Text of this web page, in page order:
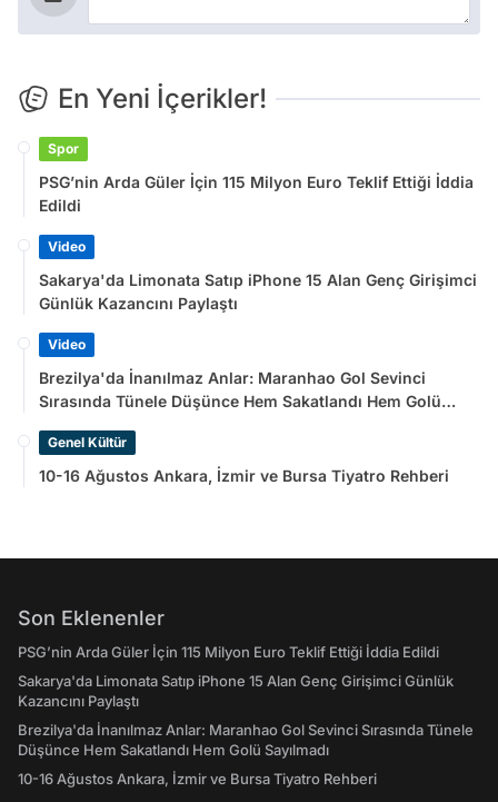
En Yeni İçerikler!
Spor
PSG’nin Arda Güler İçin 115 Milyon Euro Teklif Ettiği İddia
Edildi
Video
Sakarya'da Limonata Satıp iPhone 15 Alan Genç Girişimci
Günlük Kazancını Paylaştı
Video
Brezilya'da İnanılmaz Anlar: Maranhao Gol Sevinci
Sırasında Tünele Düşünce Hem Sakatlandı Hem Golü
Genel Kültür
10-16 Ağustos Ankara, İzmir ve Bursa Tiyatro Rehberi
Son Eklenenler
PSG’nin Arda Güler İçin 115 Milyon Euro Teklif Ettiği İddia Edildi
Sakarya'da Limonata Satıp iPhone 15 Alan Genç Girişimci Günlük
Kazancını Paylaştı
Brezilya'da İnanılmaz Anlar: Maranhao Gol Sevinci Sırasında Tünele
Düşünce Hem Sakatlandı Hem Golü Sayılmadı
10-16 Ağustos Ankara, İzmir ve Bursa Tiyatro Rehberi